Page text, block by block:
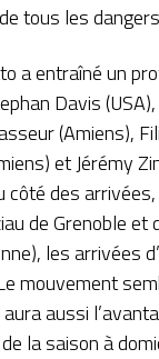
tous les
a entraîné un
Davis
(Amiens),
et Jérémy
côté des
de Grenoble et
les arrivées
mouvement
aussi
la saison à